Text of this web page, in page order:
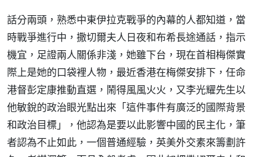
話分兩頭，熟悉中東伊拉克戰爭的內幕的人都知道，當
時戰爭進行中，撒切爾夫人日夜和布希長途通話，指示
機宜，足證兩人關係非淺，她雖下台，現在首相梅傑實
際上是她的口袋裡人物，最近香港在梅傑安排下，任命
港督彭定康推動直選，鬧得風風火火，又李光耀先生以
他敏銳的政治眼光點出來「這件事件有廣泛的國際背景
和政治目標」，他認為是要以此影響中國的民主化，筆
者認為不止如此，一個普通經驗，英美外交素來籌劃許